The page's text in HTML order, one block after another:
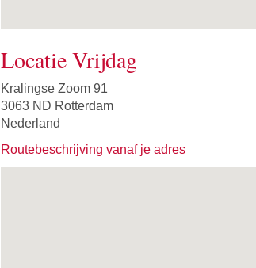
Locatie Vrijdag
Kralingse Zoom 91
3063 ND Rotterdam
Nederland
Routebeschrijving vanaf je adres